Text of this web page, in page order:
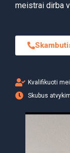
meistrai dirba
Kvalifikuoti
Skubus